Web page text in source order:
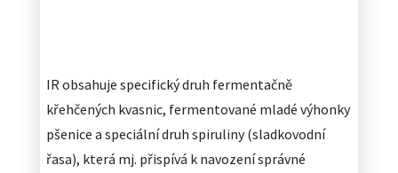
IR obsahuje specifický druh fermentačně
křehčených kvasnic, fermentované mladé výhonky
pšenice a speciální druh spiruliny (sladkovodní
řasa), která mj. přispívá k navození správné